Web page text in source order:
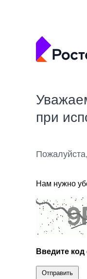
при
Нам нужно
Введите код
Отправить